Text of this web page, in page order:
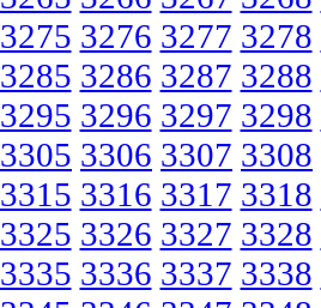
3275 3276 3277 3278
3285 3286 3287 3288
3295 3296 3297 3298
3305 3306 3307 3308
3315 3316 3317 3318
3325 3326 3327 3328
3335 3336 3337 3338